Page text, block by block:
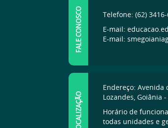
FALE CONOSCO
Telefone: (62)
E-mail:
E-mail:
LOCALIZAÇÃO
Endereço: Avenida
Lozandes, Goiânia
Horário de
todas unidades e